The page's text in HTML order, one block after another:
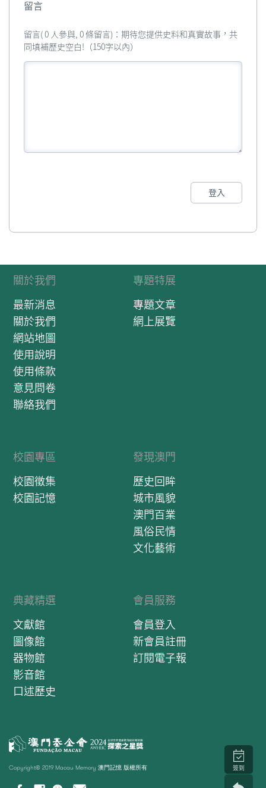
留言
留言( 0 人參與, 0 條留言)：期待您提供史料和真實故事，共
同填補歷史空白!（150字以內）
登入
關於我們
最新消息
關於我們
網站地圖
使用說明
使用條款
意見問卷
聯絡我們
專題特展
專題文章
網上展覽
校園專區
校園徵集
校園記憶
發現澳門
歷史回眸
城市風貌
澳門百業
風俗民情
文化藝術
典藏精選
文獻館
圖像館
器物館
影音館
口述歷史
會員服務
會員登入
新會員註冊
訂閱電子報
Copyright© 2019 Macau Memory 澳門記憶 版權所有 簽到